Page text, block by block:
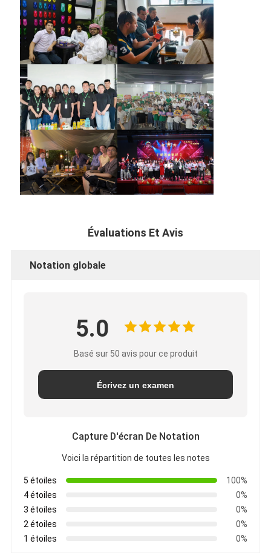
Évaluations Et Avis
Notation globale
5.0
Basé sur 50 avis pour ce produit
Écrivez un examen
Capture D'écran De Notation
Voici la répartition de toutes les notes
5 étoiles
100%
4 étoiles
0%
3 étoiles
0%
2 étoiles
0%
1 étoiles
0%